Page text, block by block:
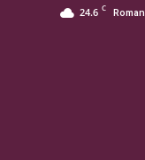
24.6 C Roman